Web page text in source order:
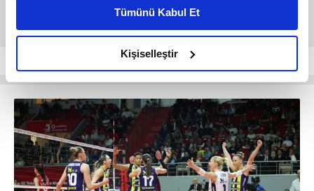
daha iyi reklam deneyimi yaşatabiliriz. Bunu yaparken
amacımızın size daha iyi bir reklam deneyimi sunmak
olduğunu ve sizlere en iyi içerikleri sunabilmek adına
elimizden gelen çabayı gösterdiğimizi ve bu noktada,
reklamların maliyetlerimizi karşılamak noktasında tek gelir
kalemimiz olduğunu sizlere hatırlatmak isteriz.
Her halükârda, kullanıcılar, bu çerezlere izin vermedikleri
takdirde, kullanıcılara hedefli reklamlar
gösterilmeyecektir."
Tümünü Kabul Et
Kişiselleştir